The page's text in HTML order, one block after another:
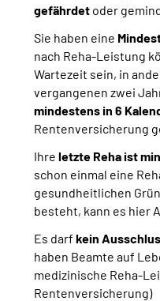
gefährdet oder
Sie haben eine
nach Reha-Leistung
Wartezeit sein, in
vergangenen zwei
mindestens in 6
Rentenversicherung
Ihre letzte Reha ist
schon einmal eine
gesundheitlichen
besteht, kann es hier
Es darf kein
haben Beamte auf
medizinische Reha-
Rentenversicherung)